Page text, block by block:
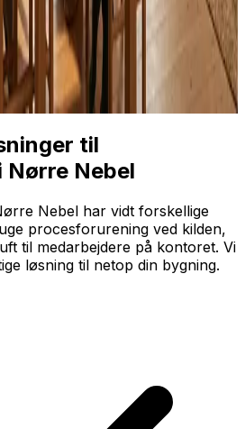
til
Nørre Nebel
Nebel har vidt forskellige
proces­forurening ved kilden,
til medarbejdere på kontoret. Vi
løsning til netop din bygning.